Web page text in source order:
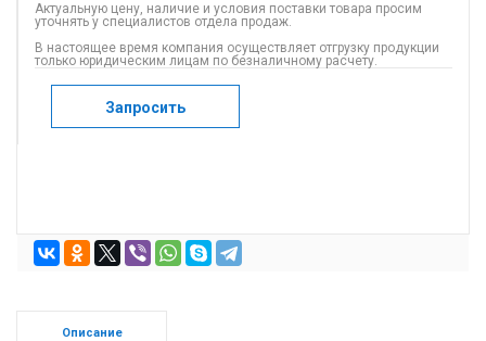
Актуальную цену, наличие и условия поставки товара просим
уточнять у специалистов отдела продаж.
В настоящее время компания осуществляет отгрузку продукции
только юридическим лицам по безналичному расчету.
Запросить
Описание